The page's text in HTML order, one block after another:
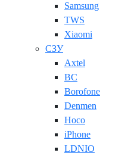
Samsung
TWS
Xiaomi
СЗУ
Axtel
BC
Borofone
Denmen
Hoco
iPhone
LDNIO